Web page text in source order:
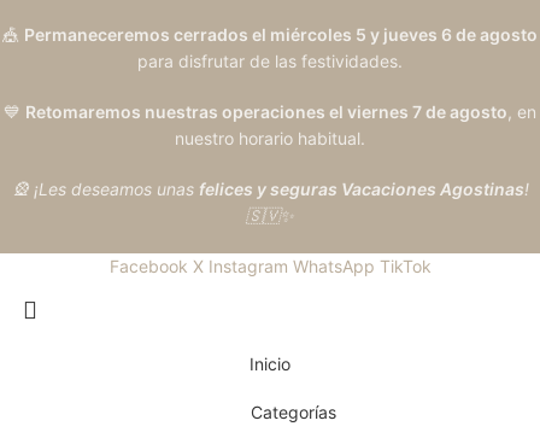
🎪 Permaneceremos cerrados el miércoles 5 y jueves 6 de agosto
para disfrutar de las festividades.
💙 Retomaremos nuestras operaciones el viernes 7 de agosto, en
nuestro horario habitual.
🎡 ¡Les deseamos unas felices y seguras Vacaciones Agostinas!
🇸🇻✨
Facebook X Instagram WhatsApp TikTok
Inicio
Categorías